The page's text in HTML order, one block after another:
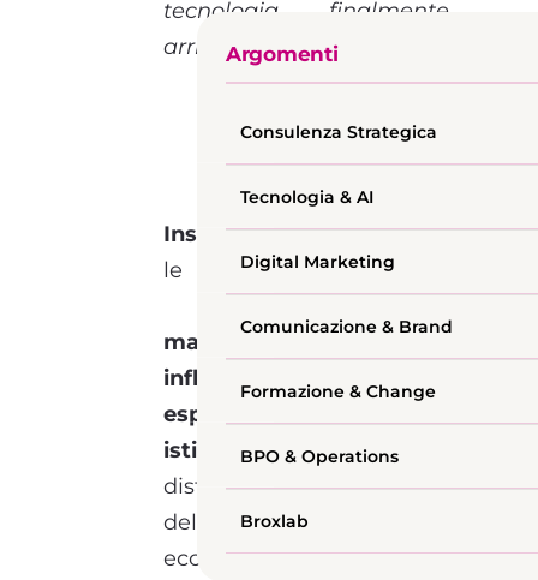
tecnologia, finalmente
arriva in Italia.
InspiringFifty, seleziona
lecinquanta
manager di azienda,
influencer, ricercatrici ed
esponenti delle
istituzioniche si sono
distinte nel corso
dell’anno per essere
eccellenze del mondo
Argomenti
Consulenza Strategica
Tecnologia & AI
Digital Marketing
Comunicazione & Brand
Formazione & Change
BPO & Operations
Broxlab